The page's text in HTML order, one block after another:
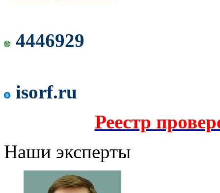
4446929
isorf.ru
Реестр
Наши эксперты